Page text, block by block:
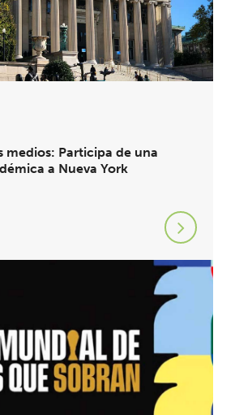
medios: Participa de una
a Nueva York